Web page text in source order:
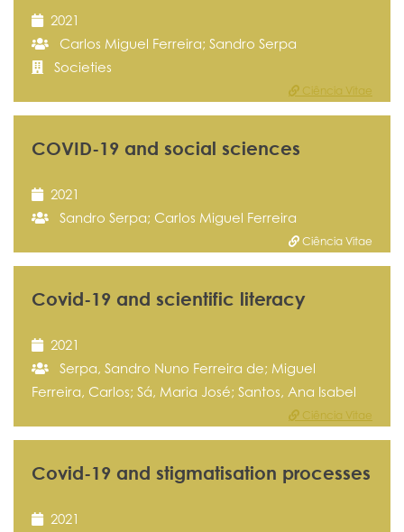
2021
Carlos Miguel Ferreira; Sandro Serpa
Societies
Ciência Vitae
COVID-19 and social sciences
2021
Sandro Serpa; Carlos Miguel Ferreira
Ciência Vitae
Covid-19 and scientific literacy
2021
Serpa, Sandro Nuno Ferreira de; Miguel
Ferreira, Carlos; Sá, Maria José; Santos, Ana Isabel
Ciência Vitae
Covid-19 and stigmatisation processes
2021